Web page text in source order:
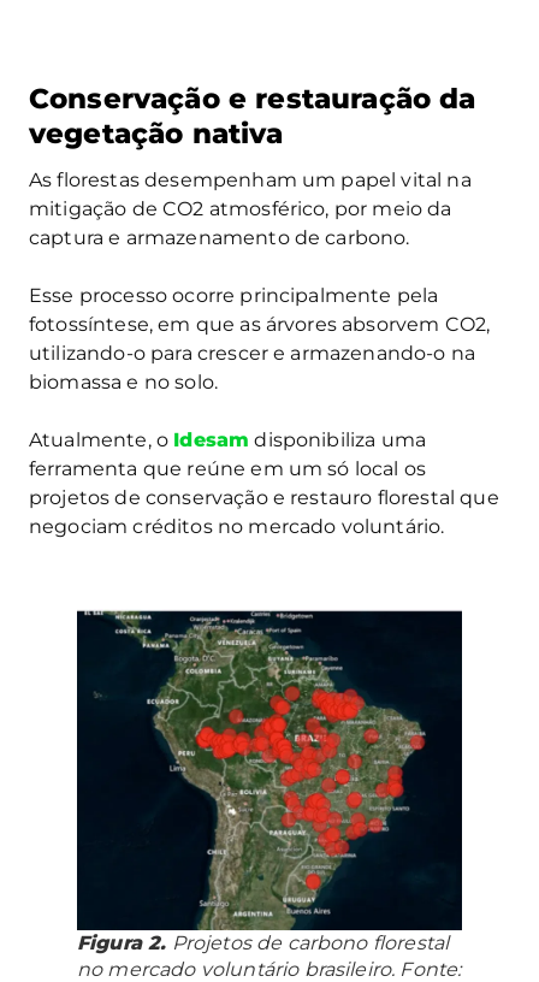
Conservação e restauração da
vegetação nativa
As florestas desempenham um papel vital na
mitigação de CO2 atmosférico, por meio da
captura e armazenamento de carbono.
Esse processo ocorre principalmente pela
fotossíntese, em que as árvores absorvem CO2,
utilizando-o para crescer e armazenando-o na
biomassa e no solo.
Atualmente, o Idesam disponibiliza uma
ferramenta que reúne em um só local os
projetos de conservação e restauro florestal que
negociam créditos no mercado voluntário.
Figura 2. Projetos de carbono florestal
no mercado voluntário brasileiro. Fonte: